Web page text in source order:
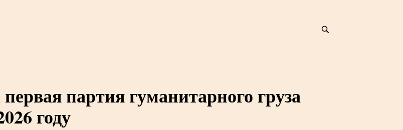
партия гуманитарного груза
году